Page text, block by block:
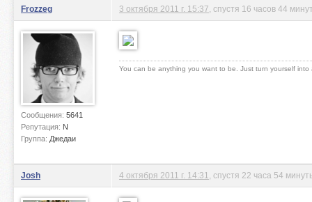
Frozzeg
Сообщения: 5641
Репутация: N
Группа: Джедаи
3 октября 2011 г. 15:37 , спустя 16 часов 44
You can be anything you want to be. Just turn yourself
Josh 4 октября 2011 г. 14:31 , спустя 22 часа 54